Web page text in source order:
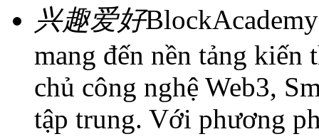
兴趣爱好
mang đến nền tảng kiến
chủ công nghệ Web3,
tập trung. Với phương